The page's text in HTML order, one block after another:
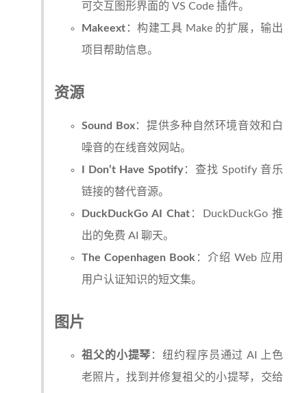
可交互图形界面的 VS Code 插件。
Makeext ：构建工具 Make 的扩展，输出
项目帮助信息。
资源
Sound Box：提供多种自然环境音效和白
噪音的在线音效网站。
I Don’t Have Spotify：查找 Spotify 音乐
链接的替代音源。
DuckDuckGo AI Chat：DuckDuckGo 推
出的免费 AI 聊天。
The Copenhagen Book ：介绍 Web 应用
用户认证知识的短文集。
图片
祖父的小提琴 ：纽约程序员通过 AI 上色
老照片，找到并修复祖父的小提琴，交给